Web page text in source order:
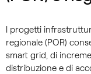
I progetti
regionale (POR)
smart grid, di
distribuzione e di